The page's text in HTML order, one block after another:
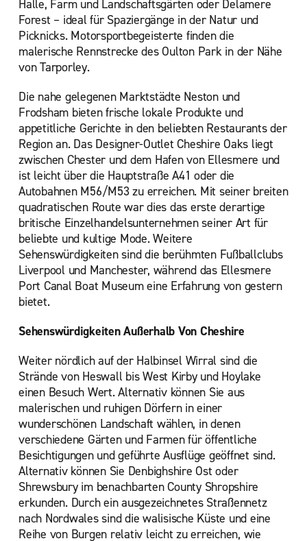
Halle, Farm und Landschaftsgärten oder Delamere
Forest – ideal für Spaziergänge in der Natur und
Picknicks. Motorsportbegeisterte finden die
malerische Rennstrecke des Oulton Park in der Nähe
von Tarporley.
Die nahe gelegenen Marktstädte Neston und
Frodsham bieten frische lokale Produkte und
appetitliche Gerichte in den beliebten Restaurants der
Region an. Das Designer-Outlet Cheshire Oaks liegt
zwischen Chester und dem Hafen von Ellesmere und
ist leicht über die Hauptstraße A41 oder die
Autobahnen M56/M53 zu erreichen. Mit seiner breiten
quadratischen Route war dies das erste derartige
britische Einzelhandelsunternehmen seiner Art für
beliebte und kultige Mode. Weitere
Sehenswürdigkeiten sind die berühmten Fußballclubs
Liverpool und Manchester, während das Ellesmere
Port Canal Boat Museum eine Erfahrung von gestern
bietet.
Sehenswürdigkeiten Außerhalb Von Cheshire
Weiter nördlich auf der Halbinsel Wirral sind die
Strände von Heswall bis West Kirby und Hoylake
einen Besuch Wert. Alternativ können Sie aus
malerischen und ruhigen Dörfern in einer
wunderschönen Landschaft wählen, in denen
verschiedene Gärten und Farmen für öffentliche
Besichtigungen und geführte Ausflüge geöffnet sind.
Alternativ können Sie Denbighshire Ost oder
Shrewsbury im benachbarten County Shropshire
erkunden. Durch ein ausgezeichnetes Straßennetz
nach Nordwales sind die walisische Küste und eine
Reihe von Burgen relativ leicht zu erreichen, wie